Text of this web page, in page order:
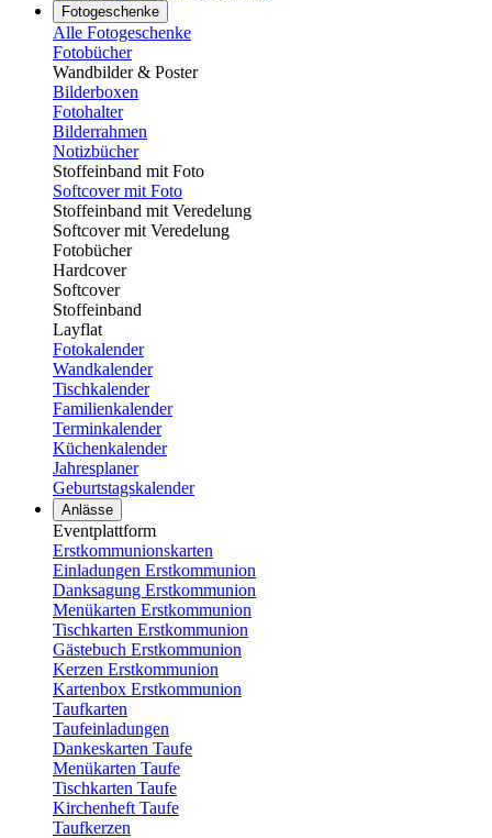
Fotogeschenke
Alle Fotogeschenke
Fotobücher
Wandbilder & Poster
Bilderboxen
Fotohalter
Bilderrahmen
Notizbücher
Stoffeinband mit Foto
Softcover mit Foto
Stoffeinband mit Veredelung
Softcover mit Veredelung
Fotobücher
Hardcover
Softcover
Stoffeinband
Layflat
Fotokalender
Wandkalender
Tischkalender
Familienkalender
Terminkalender
Küchenkalender
Jahresplaner
Geburtstagskalender
Anlässe
Eventplattform
Erstkommunionskarten
Einladungen Erstkommunion
Danksagung Erstkommunion
Menükarten Erstkommunion
Tischkarten Erstkommunion
Gästebuch Erstkommunion
Kerzen Erstkommunion
Kartenbox Erstkommunion
Taufkarten
Taufeinladungen
Dankeskarten Taufe
Menükarten Taufe
Tischkarten Taufe
Kirchenheft Taufe
Taufkerzen